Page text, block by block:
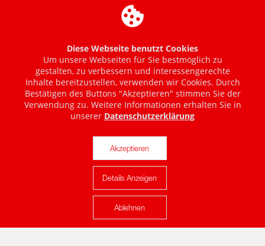
Karte anzeigen
Diese Webseite benutzt Cookies
Um unsere Webseiten für Sie bestmöglich zu
gestalten, zu verbessern und interessengerechte
Inhalte bereitzustellen, verwenden wir Cookies. Durch
Bestätigen des Buttons "Akzeptieren" stimmen Sie der
Verwendung zu. Weitere Informationen erhalten Sie in
unserer Datenschutzerklärung
Akzeptieren
Details Anzeigen
Ablehnen